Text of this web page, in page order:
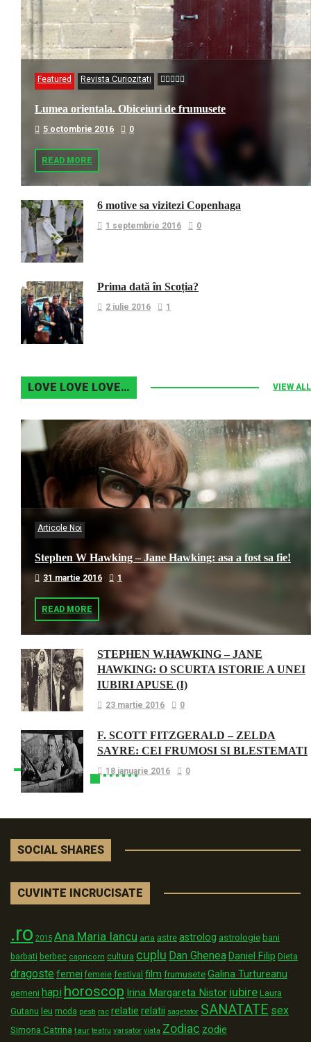
Featured Revista Curiozitati
Lumea orientala. Obiceiuri de frumusete
5 octombrie 2016 0
READ MORE
6 motive sa vizitezi Copenhaga
1 septembrie 2016 0
Prima dată în Scoția?
2 iulie 2016 1
LOVE LOVE LOVE… VIEW ALL
Articole Noi
Stephen W Hawking – Jane Hawking: asa a fost sa fie!
31 martie 2016 1
READ MORE
STEPHEN W.HAWKING – JANE
HAWKING: O SCURTA ISTORIE A UNEI
IUBIRI APUSE (I)
23 martie 2016 0
F. SCOTT FITZGERALD – ZELDA
SAYRE: CEI FRUMOSI SI BLESTEMATI
18 ianuarie 2016 0
SOCIAL SHARES
CUVINTE INCRUCISATE
.ro 2015 Ana Maria Iancu arta astre astrolog astrologie bani
barbati berbec capricorn cultura cuplu Dan GheneaDaniel Filip Dieta
dragoste femei femeie festival film frumusete Galina Turtureanu
gemeni hapi horoscop Irina Margareta Nistor iubire Laura
Gutanu leu moda pesti rac relatie relatii sagetator SANATATE sex
Simona Catrina taur teatru varsator viata Zodiac zodie